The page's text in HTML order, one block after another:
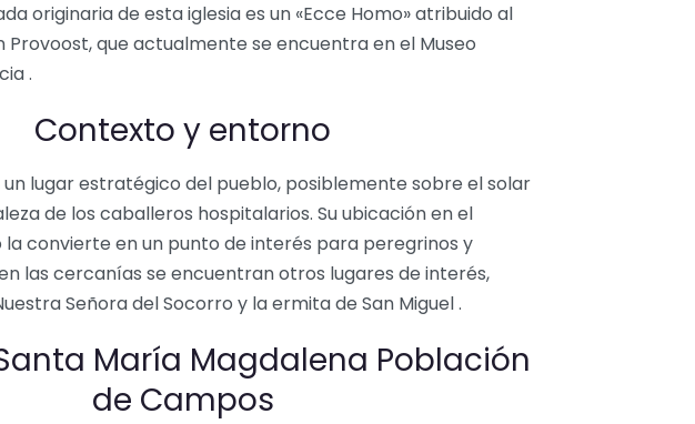
originaria de esta iglesia es un «Ecce Homo» atribuido al
que actualmente se encuentra en el Museo
.
Contexto y entorno
un lugar estratégico del pueblo, posiblemente sobre el solar
de los caballeros hospitalarios. Su ubicación en el
la convierte en un punto de interés para peregrinos y
las cercanías se encuentran otros lugares de interés,
Señora del Socorro y la ermita de San Miguel .
María Magdalena Población
de Campos